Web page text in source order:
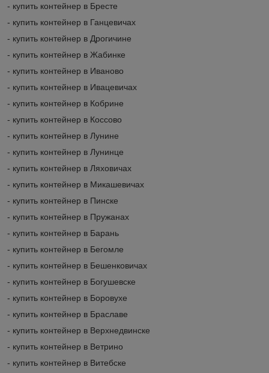
- купить контейнер в Бресте
- купить контейнер в Ганцевичах
- купить контейнер в Дрогичине
- купить контейнер в Жабинке
- купить контейнер в Иваново
- купить контейнер в Ивацевичах
- купить контейнер в Кобрине
- купить контейнер в Коссово
- купить контейнер в Лунине
- купить контейнер в Лунинце
- купить контейнер в Ляховичах
- купить контейнер в Микашевичах
- купить контейнер в Пинске
- купить контейнер в Пружанах
- купить контейнер в Барань
- купить контейнер в Бегомле
- купить контейнер в Бешенковичах
- купить контейнер в Богушевске
- купить контейнер в Боровухе
- купить контейнер в Браславе
- купить контейнер в Верхнедвинске
- купить контейнер в Ветрино
- купить контейнер в Витебске